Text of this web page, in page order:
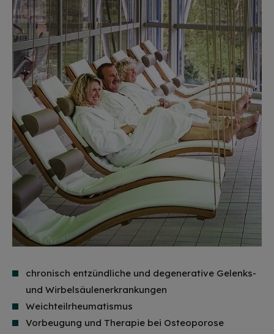
chronisch entzündliche und degenerative Gelenks-
und Wirbelsäulenerkrankungen
Weichteilrheumatismus
Vorbeugung und Therapie bei Osteoporose